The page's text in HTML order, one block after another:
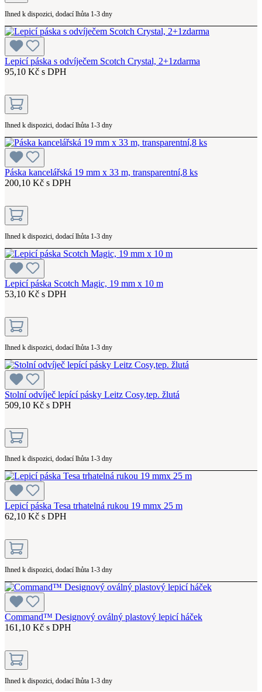
Ihned k dispozici, dodací lhůta 1-3 dny
Lepicí páska s odvíječem Scotch Crystal, 2+1zdarma
95,10 Kč s DPH
Ihned k dispozici, dodací lhůta 1-3 dny
Páska kancelářská 19 mm x 33 m, transparentní,8 ks
200,10 Kč s DPH
Ihned k dispozici, dodací lhůta 1-3 dny
Lepicí páska Scotch Magic, 19 mm x 10 m
53,10 Kč s DPH
Ihned k dispozici, dodací lhůta 1-3 dny
Stolní odvíječ lepící pásky Leitz Cosy,tep. žlutá
509,10 Kč s DPH
Ihned k dispozici, dodací lhůta 1-3 dny
Lepicí páska Tesa trhatelná rukou 19 mmx 25 m
62,10 Kč s DPH
Ihned k dispozici, dodací lhůta 1-3 dny
Command™ Designový oválný plastový lepicí háček
161,10 Kč s DPH
Ihned k dispozici, dodací lhůta 1-3 dny